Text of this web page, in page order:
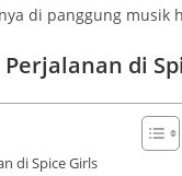
di panggung
di
di Spice Girls